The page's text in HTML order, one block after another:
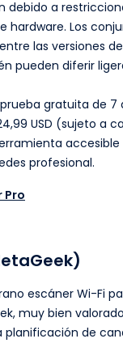
debido a
hardware. Los
las versiones
pueden diferir
gratuita de 7
USD (sujeto a
profesional.
Pro
escáner Wi-Fi
muy bien
planificación de